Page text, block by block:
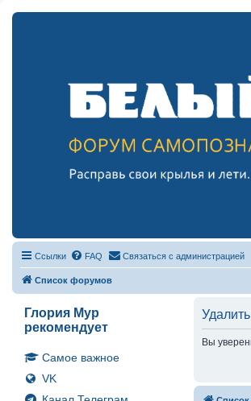
Ссылки FAQ Связаться с администрацией
Список форумов
Глория Мур
рекомендует
Самое важное
VK
Вы